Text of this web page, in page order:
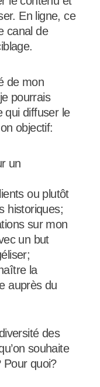
En ligne, ce
canal de
de mon
pourrais
qui diffuser le
objectif:
un
ou plutôt
historiques;
sur mon
un but
la
auprès du
des
souhaite
Pour quoi?